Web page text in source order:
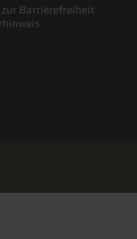
Barrierefreiheit